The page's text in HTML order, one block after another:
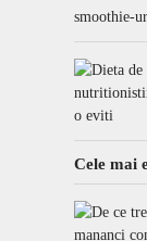
Cele mai